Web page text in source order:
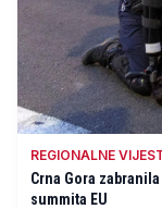
REGIONALNE
Crna Gora
summita EU